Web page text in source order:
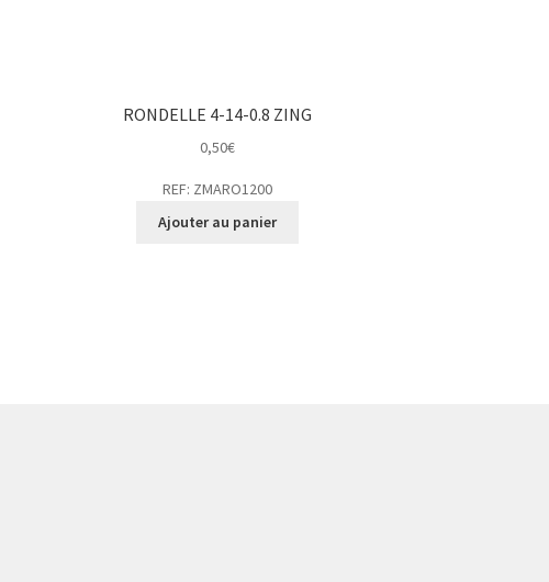
RONDELLE 4-14-0.8 ZING
0,50€
REF: ZMARO1200
Ajouter au panier